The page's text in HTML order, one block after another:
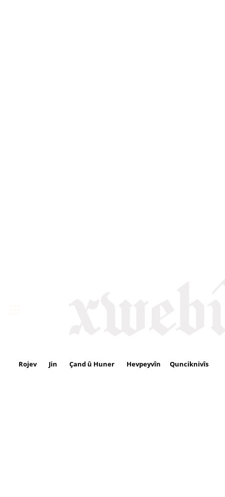
Rojev Jin Çand û Huner Hevpeyvîn Qunciknivîs